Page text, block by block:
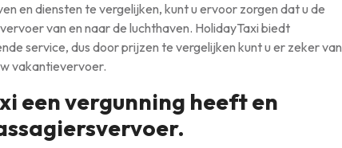
en diensten te vergelijken, kunt u ervoor zorgen dat u de
van en naar de luchthaven. HolidayTaxi biedt
service, dus door prijzen te vergelijken kunt u er zeker van
vakantievervoer.
een vergunning heeft en